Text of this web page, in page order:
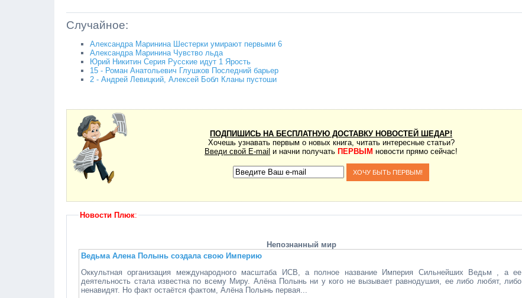
Случайное:
Александра Маринина Шестерки умирают первыми 6
Александра Маринина Чувство льда
Юрий Никитин Серия Русские идут 1 Ярость
15 - Роман Анатольевич Глушков Последний барьер
2 - Андрей Левицкий, Алексей Бобл Кланы пустоши
ПОДПИШИСЬ НА БЕСПЛАТНУЮ ДОСТАВКУ НОВОСТЕЙ ШЕДАР!
Хочешь узнавать первым о новых книга, читать интересные статьи?
Введи свой E-mail и начни получать ПЕРВЫМ новости прямо сейчас!
Новости Плюк:
Непознанный мир
Ведьма Алена Полынь создала свою Империю
Оккультная организация международного масштаба ИСВ, а полное название Империя Сильнейших Ведьм , а ее
деятельность стала известна по всему Миру. Алёна Полынь ни у кого не вызывает равнодушия, ее либо любят, либо
ненавидят. Но факт остаётся фактом, Алёна Полынь первая...